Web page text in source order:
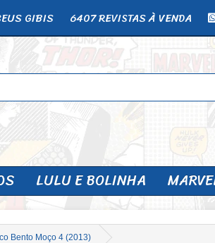
GIBIS 6407 REVISTAS À VENDA
LULU E BOLINHA
Bento Moço 4 (2013)